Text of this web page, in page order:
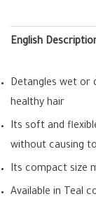
English
Detangles wet or
healthy hair
Its soft and
without causing
Its compact size
Available in Teal